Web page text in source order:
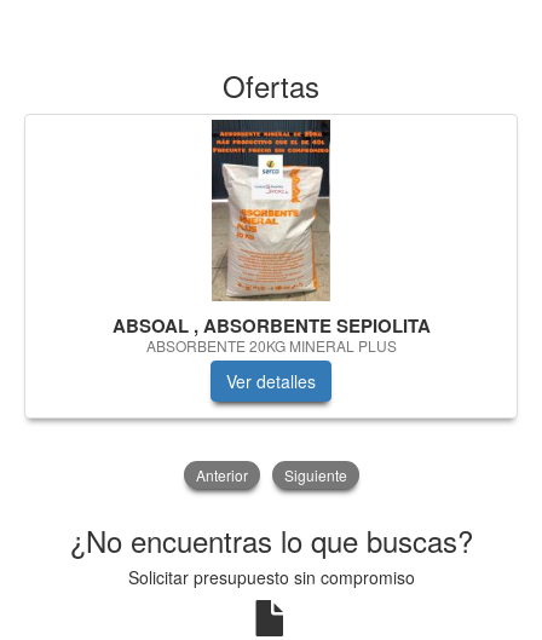
Ofertas
ABSOAL , ABSORBENTE SEPIOLITA
ABSORBENTE 20KG MINERAL PLUS
Ver detalles
Anterior Siguiente
¿No encuentras lo que buscas?
Solicitar presupuesto sin compromiso